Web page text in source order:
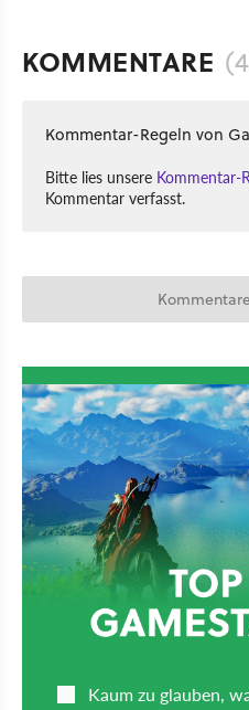
KOMMENTARE
Kommentar-Regeln von
Bitte lies unsere Kommentar-
Kommentar verfasst.